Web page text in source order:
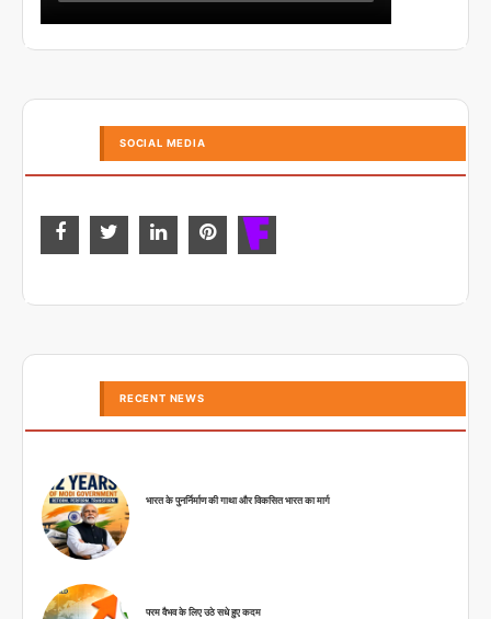
SOCIAL MEDIA
RECENT NEWS
भारत के पुनर्निर्माण की गाथा और विकसित भारत का मार्ग
परम वैभव के लिए उठे सधे हुए कदम